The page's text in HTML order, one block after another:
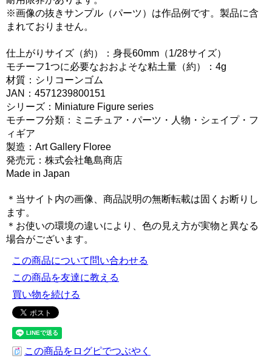
※画像の抜きサンプル（パーツ）は作品例です。製品に含
まれておりません。
仕上がりサイズ（約）：身長60mm（1/28サイズ）
モチーフ1つに必要なおおよそな粘土量（約）：4g
材質：シリコーンゴム
JAN：4571239800151
シリーズ：Miniature Figure series
モチーフ分類：ミニチュア・パーツ・人物・シェイプ・フ
ィギア
製造：Art Gallery Floree
発売元：株式会社亀島商店
Made in Japan
＊当サイト内の画像、商品説明の無断転載は固くお断りし
ます。
＊お使いの環境の違いにより、色の見え方が実物と異なる
場合がございます。
この商品について問い合わせる
この商品を友達に教える
買い物を続ける
この商品をログピでつぶやく